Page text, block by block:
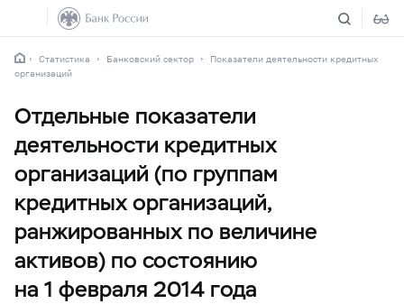
Статистика Банковский сектор
Показатели деятельности кредитных
организаций
Отдельные показатели
деятельности кредитных
организаций (по группам
кредитных организаций,
ранжированных по величине
активов) по состоянию
на 1 февраля 2014 года